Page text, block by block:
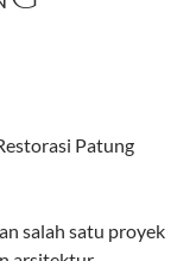
Patung
salah satu proyek